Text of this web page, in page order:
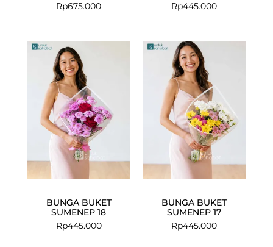
Rp675.000
Rp445.000
BUNGA BUKET
SUMENEP 18
Rp445.000
BUNGA BUKET
SUMENEP 17
Rp445.000